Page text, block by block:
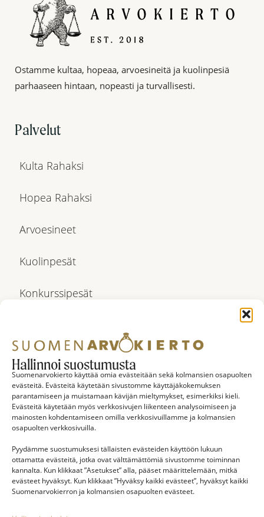
Hallinnoi suostumusta
Suomenarvokierto käyttää omia evästeitään sekä kolmansien osapuolten
evästeitä. Evästeitä käytetään sivustomme käyttäjäkokemuksen
parantamiseen ja muistamaan kävijän mieltymykset, esimerkiksi kieli.
Evästeitä käytetään myös verkkosivujen liikenteen analysoimiseen ja
mainosten kohdentamiseen omilla verkkosivuillamme ja kolmansien
osapuolten verkkosivuilla.
Pyydämme suostumuksesi tällaisten evästeiden käyttöön lukuun
ottamatta evästeitä, jotka ovat välttämättömiä sivustomme toiminnan
kannalta. Kun klikkaat ”Asetukset” alla, pääset määrittelemään, mitkä
evästeet hyväksyt. Kun klikkaat ”Hyväksy kaikki evästeet”, hyväksyt kaikki
Suomenarvokierron ja kolmansien osapuolten evästeet.
Ostamme kultaa, hopeaa, arvoesineitä ja kuolinpesiä
parhaaseen hintaan, nopeasti ja turvallisesti.
Palvelut
Kulta Rahaksi
Hopea Rahaksi
Arvoesineet
Kuolinpesät
Konkurssipesät
Verkkokauppa
Yleiset Ehdot
Evästekäytäntö (EU)
Tietosuojalausunto (EU)
Sivukartta